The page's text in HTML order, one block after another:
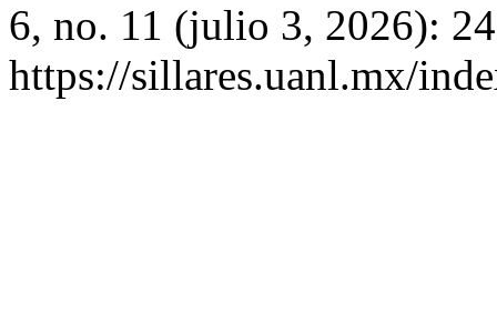
6, no. 11 (julio 3, 2026):
https://sillares.uanl.mx/